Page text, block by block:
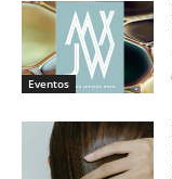
Eventos